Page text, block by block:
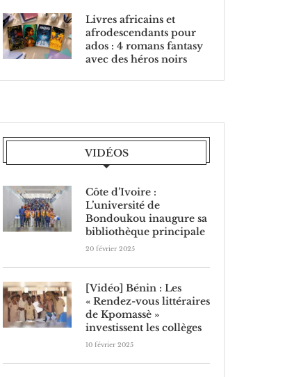
Livres africains et
afrodescendants pour
ados : 4 romans fantasy
avec des héros noirs
VIDÉOS
Côte d’Ivoire :
L’université de
Bondoukou inaugure sa
bibliothèque principale
20 février 2025
[Vidéo] Bénin : Les
« Rendez-vous littéraires
de Kpomassè »
investissent les collèges
10 février 2025